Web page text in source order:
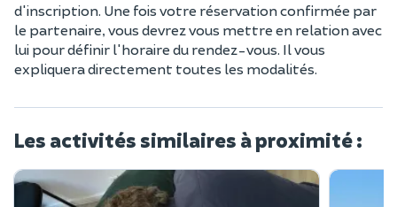
d'inscription. Une fois votre réservation confirmée par
le partenaire, vous devrez vous mettre en relation avec
lui pour définir l'horaire du rendez-vous. Il vous
expliquera directement toutes les modalités.
Les activités similaires à proximité :